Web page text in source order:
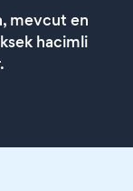
mevcut en
hacimli